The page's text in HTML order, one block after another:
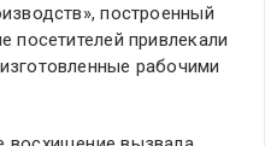
построенный
посетителей привлекали
рабочими